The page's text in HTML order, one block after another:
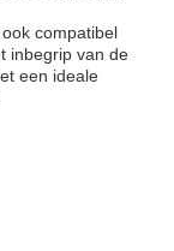
compatibel
inbegrip van de
een ideale